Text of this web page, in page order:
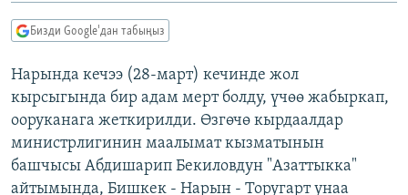
ЭКСПЕРТТЕР ТАЛДАЙТ
БИЗ ЖАНА ДҮЙНӨ
ДАНИСТЕ
ЭЖЕ-СИҢДИЛЕР
ӨЗГӨЧӨ ПИКИР
Русский
ОНЛАЙН ШЕРИНЕ
Бизди Google'дан табыңыз
Нарында кечээ (28-март) кечинде жол
кырсыгында бир адам мерт болду, үчөө жабыркап,
ооруканага жеткирилди. Өзгөчө кырдаалдар
министрлигинин маалымат кызматынын
башчысы Абдишарип Бекиловдун "Азаттыкка"
айтымында, Бишкек - Нарын - Торугарт унаа